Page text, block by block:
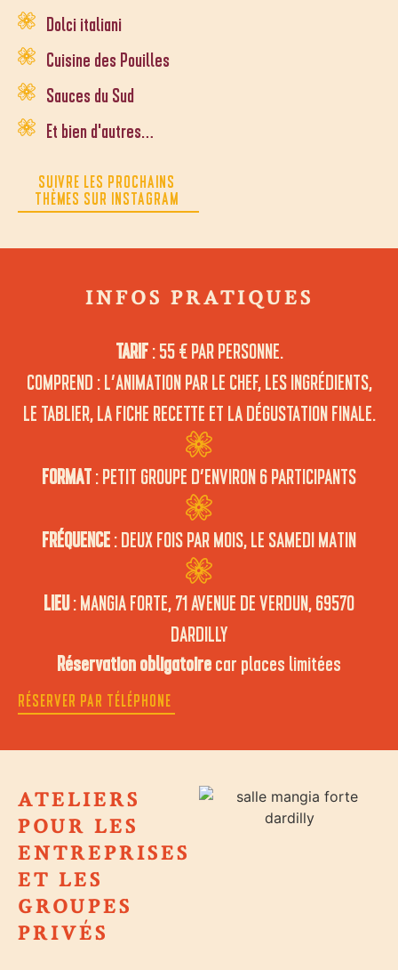
Dolci italiani
Cuisine des Pouilles
Sauces du Sud
Et bien d'autres…
SUIVRE LES PROCHAINS
THÈMES SUR INSTAGRAM
INFOS PRATIQUES
TARIF: 55 € PAR PERSONNE.
COMPREND : L’ANIMATION PAR LE CHEF, LES INGRÉDIENTS,
LE TABLIER, LA FICHE RECETTE ET LA DÉGUSTATION FINALE.
FORMAT : PETIT GROUPE D’ENVIRON 6 PARTICIPANTS
FRÉQUENCE : DEUX FOIS PAR MOIS, LE SAMEDI MATIN
LIEU: MANGIA FORTE, 71 AVENUE DE VERDUN, 69570
DARDILLY
Réservation obligatoire car places limitées
RÉSERVER PAR TÉLÉPHONE
ATELIERS
POUR LES
ENTREPRISES
ET LES
GROUPES
PRIVÉS